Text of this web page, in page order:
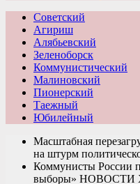
Советский
Агириш
Алябьевский
Зеленоборск
Коммунистический
Малиновский
Пионерский
Таежный
Юбилейный
Масштабная
на штурм
Коммунисты России
выборы» НОВОСТИ